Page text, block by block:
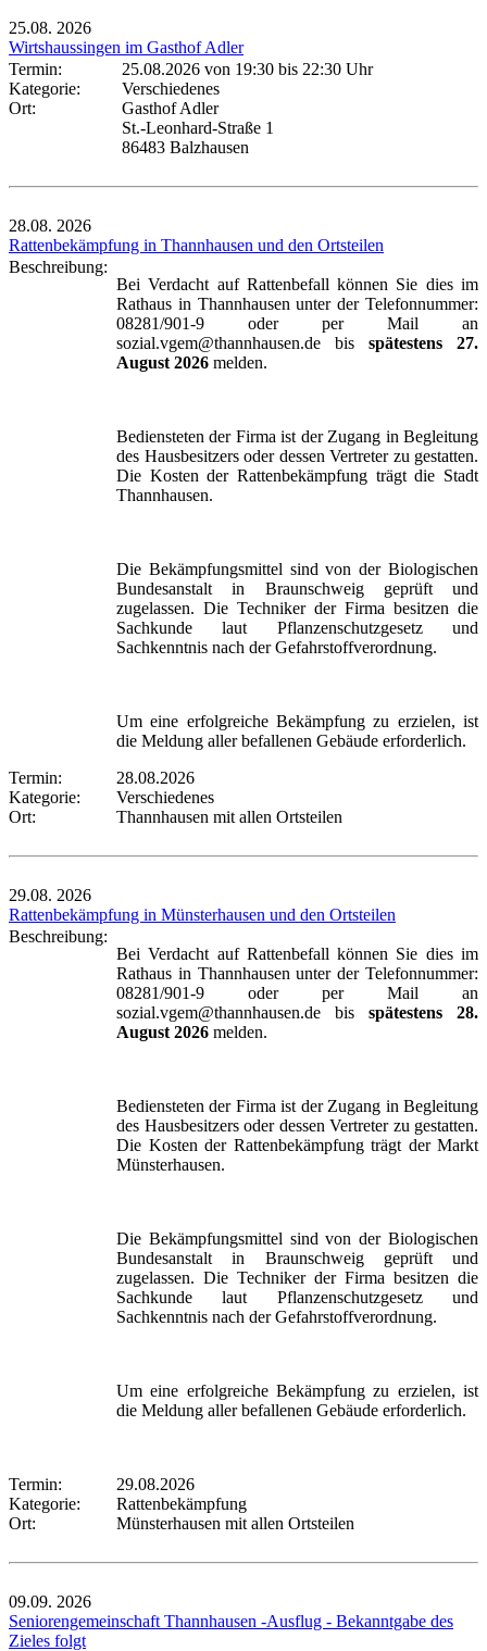
25.08. 2026
Wirtshaussingen im Gasthof Adler
Termin:
25.08.2026 von 19:30 bis 22:30 Uhr
Kategorie:
Verschiedenes
Ort:
Gasthof Adler
St.-Leonhard-Straße 1
86483 Balzhausen
28.08. 2026
Rattenbekämpfung in Thannhausen und den Ortsteilen
Beschreibung:
Bei Verdacht auf Rattenbefall können Sie dies im
Rathaus in Thannhausen unter der Telefonnummer:
08281/901-9 oder per Mail an
sozial.vgem@thannhausen.de bis spätestens 27.
August 2026 melden.
Bediensteten der Firma ist der Zugang in Begleitung
des Hausbesitzers oder dessen Vertreter zu gestatten.
Die Kosten der Rattenbekämpfung trägt die Stadt
Thannhausen.
Die Bekämpfungsmittel sind von der Biologischen
Bundesanstalt in Braunschweig geprüft und
zugelassen. Die Techniker der Firma besitzen die
Sachkunde laut Pflanzenschutzgesetz und
Sachkenntnis nach der Gefahrstoffverordnung.
Um eine erfolgreiche Bekämpfung zu erzielen, ist
die Meldung aller befallenen Gebäude erforderlich.
Termin:
28.08.2026
Kategorie:
Verschiedenes
Ort:
Thannhausen mit allen Ortsteilen
29.08. 2026
Rattenbekämpfung in Münsterhausen und den Ortsteilen
Beschreibung:
Bei Verdacht auf Rattenbefall können Sie dies im
Rathaus in Thannhausen unter der Telefonnummer:
08281/901-9 oder per Mail an
sozial.vgem@thannhausen.de bis spätestens 28.
August 2026 melden.
Bediensteten der Firma ist der Zugang in Begleitung
des Hausbesitzers oder dessen Vertreter zu gestatten.
Die Kosten der Rattenbekämpfung trägt der Markt
Münsterhausen.
Die Bekämpfungsmittel sind von der Biologischen
Bundesanstalt in Braunschweig geprüft und
zugelassen. Die Techniker der Firma besitzen die
Sachkunde laut Pflanzenschutzgesetz und
Sachkenntnis nach der Gefahrstoffverordnung.
Um eine erfolgreiche Bekämpfung zu erzielen, ist
die Meldung aller befallenen Gebäude erforderlich.
Termin:
29.08.2026
Kategorie:
Rattenbekämpfung
Ort:
Münsterhausen mit allen Ortsteilen
09.09. 2026
Seniorengemeinschaft Thannhausen -Ausflug - Bekanntgabe des
Zieles folgt